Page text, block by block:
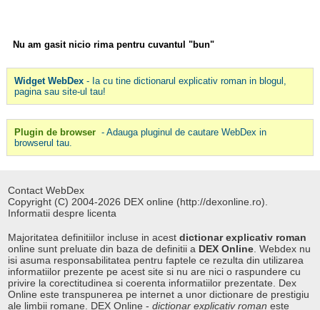
Nu am gasit nicio rima pentru cuvantul "bun"
Widget WebDex- Ia cu tine dictionarul explicativ roman in blogul,
pagina sau site-ul tau!
Plugin de browser - Adauga pluginul de cautare WebDex in
browserul tau.
Contact WebDex
Copyright (C) 2004-2026 DEX online (http://dexonline.ro).
Informatii despre licenta
Majoritatea definitiilor incluse in acestdictionar explicativ roman
online sunt preluate din baza de definitii a DEX Online . Webdex nu
isi asuma responsabilitatea pentru faptele ce rezulta din utilizarea
informatiilor prezente pe acest site si nu are nici o raspundere cu
privire la corectitudinea si coerenta informatiilor prezentate. Dex
Online este transpunerea pe internet a unor dictionare de prestigiu
ale limbii romane. DEX Online -dictionar explicativ roman este